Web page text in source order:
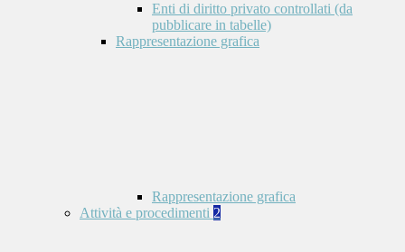
Enti di diritto privato controllati (da
pubblicare in tabelle)
Rappresentazione grafica
Rappresentazione grafica
Attività e procedimenti 2